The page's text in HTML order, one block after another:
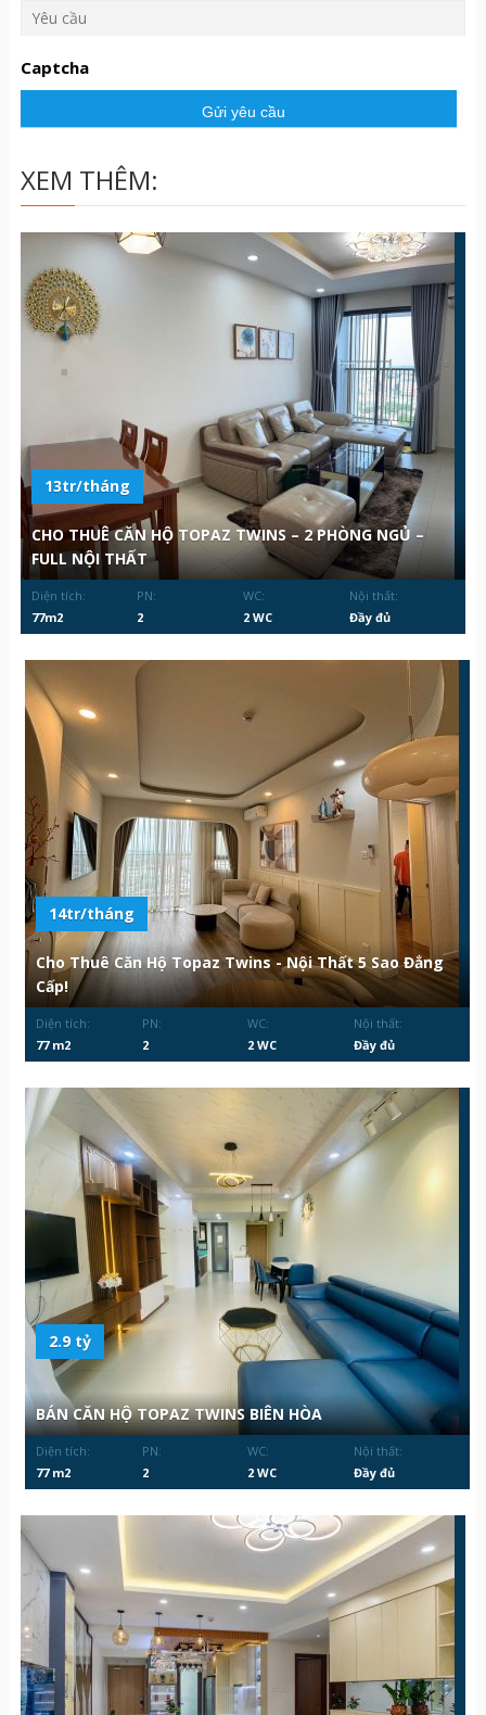
c
ầ
Captcha
XEM THÊM:
13tr/tháng
CHO THUÊ CĂN HỘ TOPAZ TWINS – 2 PHÒNG NGỦ –
FULL NỘI THẤT
Diện tích:
77m2
PN:
2
WC:
2 WC
Nội thất:
Đầy đủ
14tr/tháng
Cho Thuê Căn Hộ Topaz Twins - Nội Thất 5 Sao Đẳng
Cấp!
Diện tích:
77 m2
PN:
2
WC:
2 WC
Nội thất:
Đầy đủ
2.9 tỷ
BÁN CĂN HỘ TOPAZ TWINS BIÊN HÒA
Diện tích:
77 m2
PN:
2
WC:
2 WC
Nội thất:
Đầy đủ